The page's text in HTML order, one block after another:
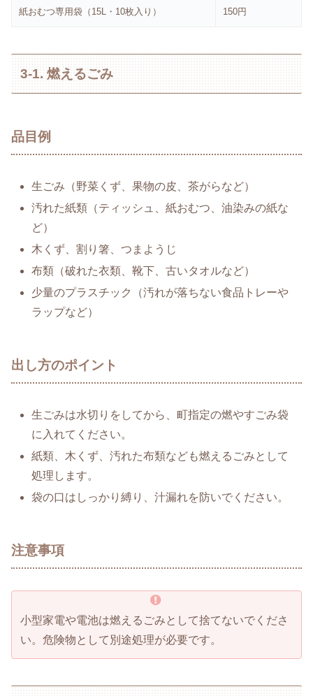
紙おむつ専用袋（15L・10枚入り） 150円
3-1. 燃えるごみ
品目例
生ごみ（野菜くず、果物の皮、茶がらなど）
汚れた紙類（ティッシュ、紙おむつ、油染みの紙な
ど）
木くず、割り箸、つまようじ
布類（破れた衣類、靴下、古いタオルなど）
少量のプラスチック（汚れが落ちない食品トレーや
ラップなど）
出し方のポイント
生ごみは水切りをしてから、町指定の燃やすごみ袋
に入れてください。
紙類、木くず、汚れた布類なども燃えるごみとして
処理します。
袋の口はしっかり縛り、汁漏れを防いでください。
注意事項
小型家電や電池は燃えるごみとして捨てないでくださ
い。危険物として別途処理が必要です。